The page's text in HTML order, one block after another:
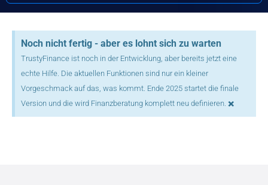
Noch nicht fertig - aber es lohnt sich zu warten
TrustyFinance ist noch in der Entwicklung, aber bereits jetzt eine
echte Hilfe. Die aktuellen Funktionen sind nur ein kleiner
Vorgeschmack auf das, was kommt. Ende 2025 startet die finale
Version und die wird Finanzberatung komplett neu definieren. ×